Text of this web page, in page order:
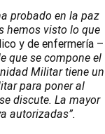
probado en la paz
hemos visto lo que
y de enfermería –
que se compone el
Militar tiene un
para poner al
discute. La mayor
autorizadas”.